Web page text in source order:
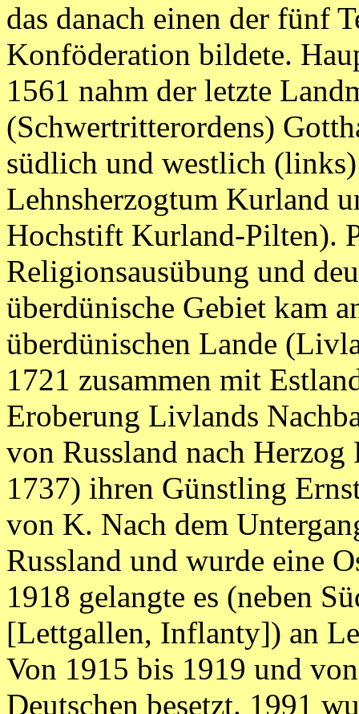
das danach einen der fünf
Konföderation bildete.
1561 nahm der letzte
(Schwertritterordens)
südlich und westlich
Lehnsherzogtum Kurland
Hochstift Kurland-Pilten).
Religionsausübung und
überdünische Gebiet kam
überdünischen Lande
1721 zusammen mit
Eroberung Livlands
von Russland nach
1737) ihren Günstling
von K. Nach dem
Russland und wurde eine
1918 gelangte es (neben
[Lettgallen, Inflanty]) an
Von 1915 bis 1919 und
Deutschen besetzt. 1991